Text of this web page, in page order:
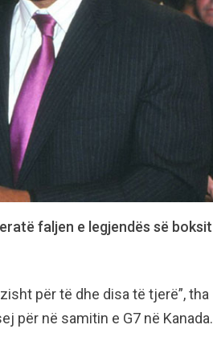
faljen e legjendës së boksit
për të dhe disa të tjerë”, tha
për në samitin e G7 në Kanada.